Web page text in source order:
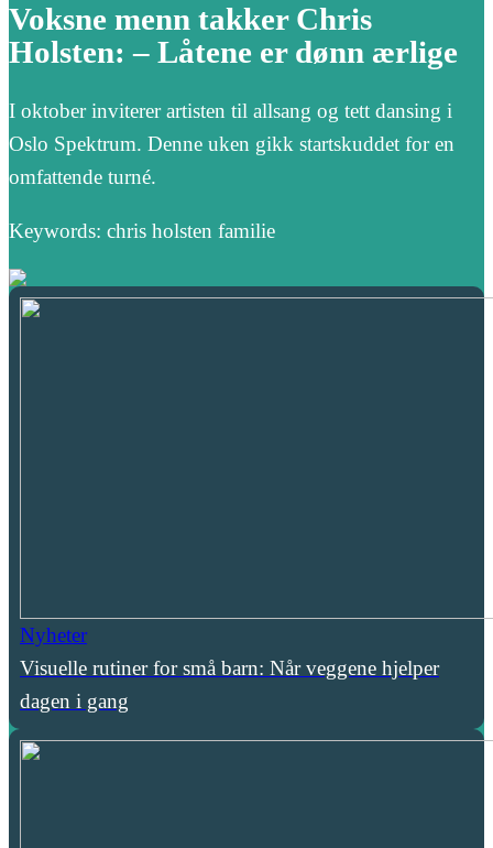
Voksne menn takker Chris
Holsten: – Låtene er dønn ærlige
I oktober inviterer artisten til allsang og tett dansing i
Oslo Spektrum. Denne uken gikk startskuddet for en
omfattende turné.
Keywords: chris holsten familie
Nyheter
Visuelle rutiner for små barn: Når veggene hjelper
dagen i gang